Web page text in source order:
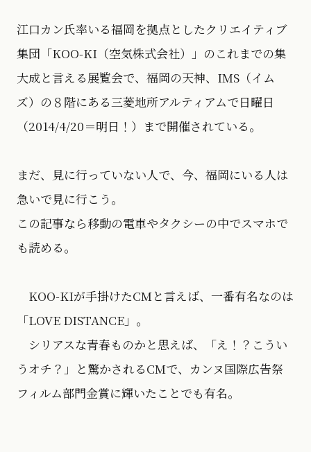
江口カン氏率いる福岡を拠点としたクリエイティブ
集団「KOO-KI（空気株式会社）」のこれまでの集
大成と言える展覧会で、福岡の天神、IMS（イム
ズ）の８階にある三菱地所アルティアムで日曜日
（2014/4/20＝明日！）まで開催されている。
まだ、見に行っていない人で、今、福岡にいる人は
急いで見に行こう。
この記事なら移動の電車やタクシーの中でスマホで
も読める。
KOO-KIが手掛けたCMと言えば、一番有名なのは
「LOVE DISTANCE」。
シリアスな青春ものかと思えば、「え！？こうい
うオチ？」と驚かされるCMで、カンヌ国際広告祭
フィルム部門金賞に輝いたことでも有名。